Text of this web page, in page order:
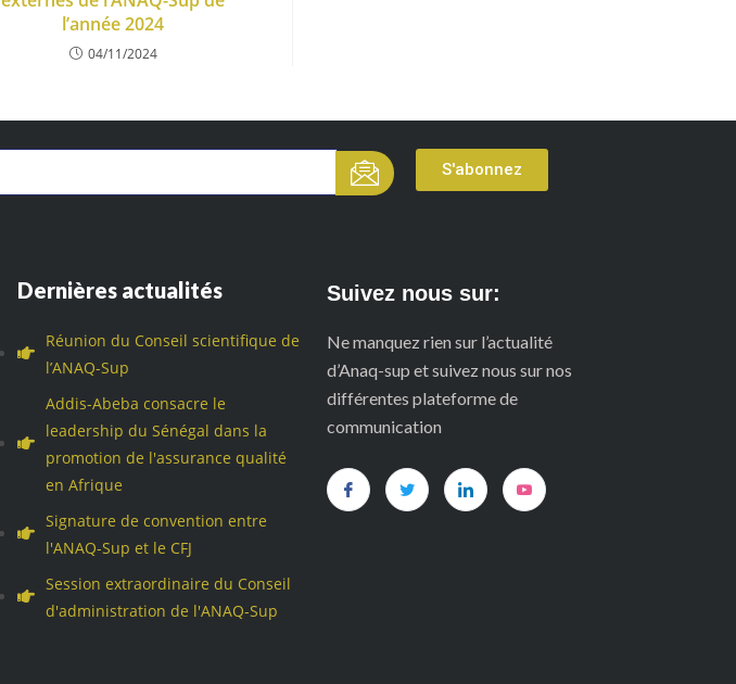
l’année 2024
04/11/2024
S'abonnez
Dernières actualités
Réunion du Conseil scientifique de
l’ANAQ-Sup
Addis-Abeba consacre le
leadership du Sénégal dans la
promotion de l'assurance qualité
en Afrique
Signature de convention entre
l'ANAQ-Sup et le CFJ
Session extraordinaire du Conseil
d'administration de l'ANAQ-Sup
Suivez nous sur:
Ne manquez rien sur l’actualité
d’Anaq-sup et suivez nous sur nos
différentes plateforme de
communication